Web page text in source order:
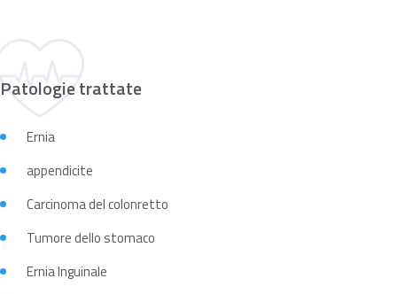
Patologie trattate
Ernia
appendicite
Carcinoma del colonretto
Tumore dello stomaco
Ernia Inguinale